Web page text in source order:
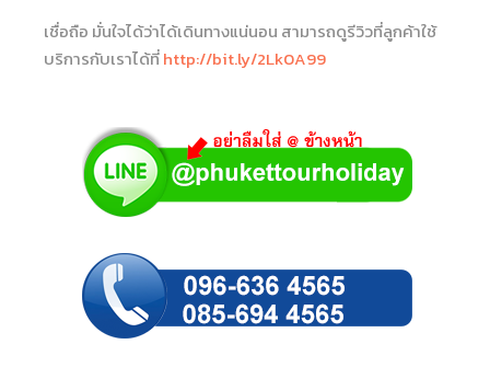
เชื่อถือ มั่นใจได้ว่าได้เดินทางแน่นอน สามารถดูรีวิวที่ลูกค้าใช้
บริการกับเราได้ที่http://bit.ly/2Lk0A99